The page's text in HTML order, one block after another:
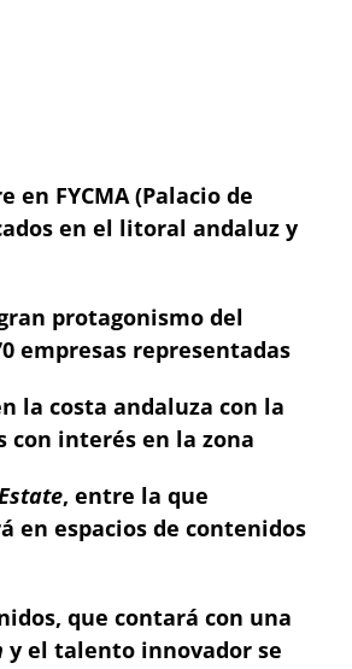
FYCMA (Palacio de
en el litoral andaluz y
protagonismo del
empresas representadas
la costa andaluza con la
con interés en la zona
, entre la que
en espacios de contenidos
que contará con una
y el talento innovador se